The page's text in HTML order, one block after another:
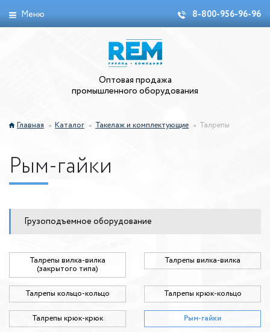
Меню 8-800-956-96-96
Оптовая продажа
промышленного оборудования
Главная Каталог Такелаж и комплектующие Талрепы
Рым-гайки
Грузоподъемное оборудование
Талрепы вилка-вилка
(закрытого типа)
Талрепы вилка-вилка
Талрепы кольцо-кольцо Талрепы крюк-кольцо
Талрепы крюк-крюк Рым-гайки